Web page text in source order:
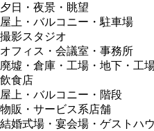
夕日・夜景・眺望
屋上・バルコニー・駐車場
撮影スタジオ
オフィス・会議室・事務所
廃墟・倉庫・工場・地下・工
飲食店
屋上・バルコニー・階段
物販・サービス系店舗
結婚式場・宴会場・ゲストハ